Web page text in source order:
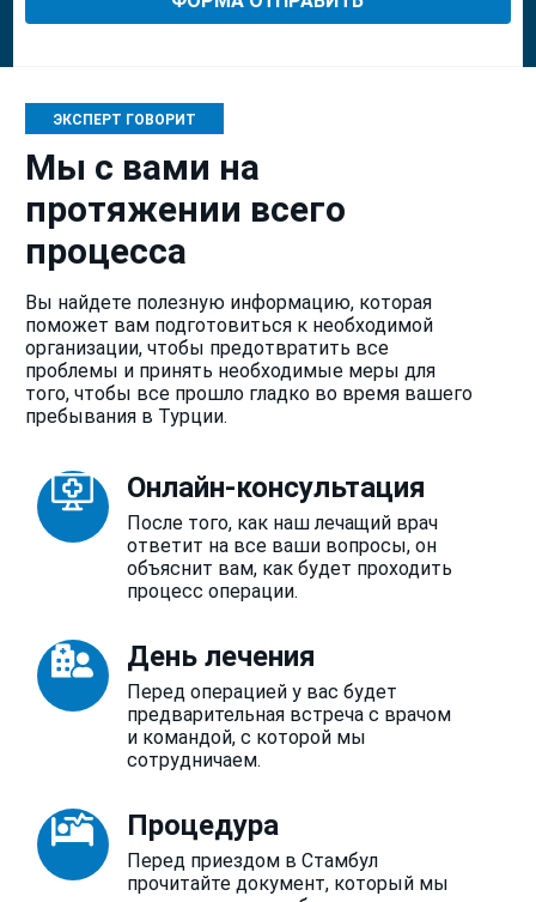
ЭКСПЕРТ ГОВОРИТ
Мы с вами на
протяжении всего
процесса
Вы найдете полезную информацию, которая
поможет вам подготовиться к необходимой
организации, чтобы предотвратить все
проблемы и принять необходимые меры для
того, чтобы все прошло гладко во время вашего
пребывания в Турции.
Онлайн-консультация
После того, как наш лечащий врач
ответит на все ваши вопросы, он
объяснит вам, как будет проходить
процесс операции.
День лечения
Перед операцией у вас будет
предварительная встреча с врачом
и командой, с которой мы
сотрудничаем.
Процедура
Перед приездом в Стамбул
прочитайте документ, который мы